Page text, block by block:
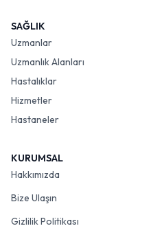
SAĞLIK
Uzmanlar
Uzmanlık Alanları
Hastalıklar
Hizmetler
Hastaneler
KURUMSAL
Hakkımızda
Bize Ulaşın
Gizlilik Politikası